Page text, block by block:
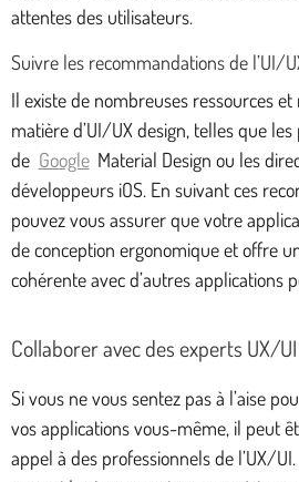
attentes des utilisateurs.
Suivre les recommandations de l’UI/
Il existe de nombreuses ressources
matière d’UI/UX design, telles que
de Google Material Design ou les
développeurs iOS. En suivant ces
pouvez vous assurer que votre
de conception ergonomique et offre
cohérente avec d’autres applications
Collaborer avec des experts UX/UI
Si vous ne vous sentez pas à l’aise
vos applications vous-même, il peut
appel à des professionnels de l’UX/